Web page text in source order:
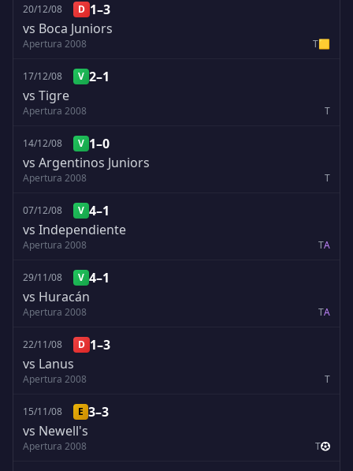
20/12/08 D 1–3
vs Boca Juniors
Apertura 2008 T🟨
17/12/08 V 2–1
vs Tigre
Apertura 2008 T
14/12/08 V 1–0
vs Argentinos Juniors
Apertura 2008 T
07/12/08 V 4–1
vs Independiente
Apertura 2008 TA
29/11/08 V 4–1
vs Huracán
Apertura 2008 TA
22/11/08 D 1–3
vs Lanus
Apertura 2008 T
15/11/08 E 3–3
vs Newell's
Apertura 2008 T